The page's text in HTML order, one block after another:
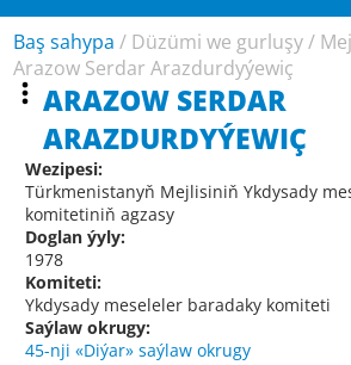
Baş sahypa / Düzümi we gurluşy/
Arazow Serdar Arazdurdyýewiç
ARAZOW SERDAR
ARAZDURDYÝEWIÇ
Wezipesi:
Türkmenistanyň Mejlisiniň Ykdysady
komitetiniň agzasy
Doglan ýyly:
1978
Komiteti:
Ykdysady meseleler baradaky komiteti
Saýlaw okrugy:
45-nji «Diýar» saýlaw okrugy